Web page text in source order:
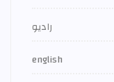
راديو
english